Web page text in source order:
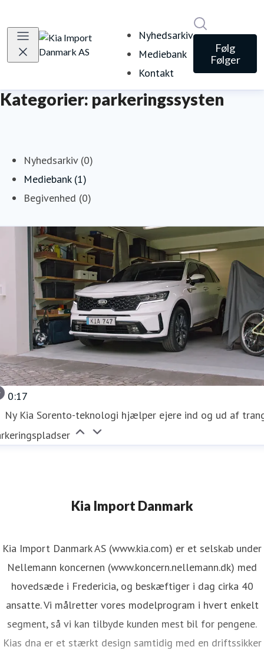
Nyhedsarkiv
Mediebank
Kontakt
Følg
Følger
Kategorier: parkeringssysten
Nyhedsarkiv (0)
Mediebank (1)
Begivenhed (0)
0:17
Ny Kia Sorento-teknologi hjælper ejere ind og ud af
Kia Import Danmark
Kia Import Danmark AS (www.kia.com) er et selskab under
Nellemann koncernen (www.koncern.nellemann.dk) med
hovedsæde i Fredericia, og beskæftiger i dag cirka 40
ansatte. Vi målretter vores modelprogram i hvert enkelt
segment, så vi kan tilbyde kunden mest bil for pengene.
Kias dna er et stærkt design samtidig med en driftssikker